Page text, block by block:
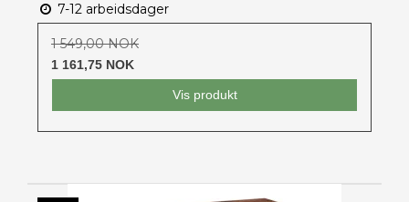
7-12 arbeidsdager
1 549,00 NOK
1 161,75 NOK
Vis produkt